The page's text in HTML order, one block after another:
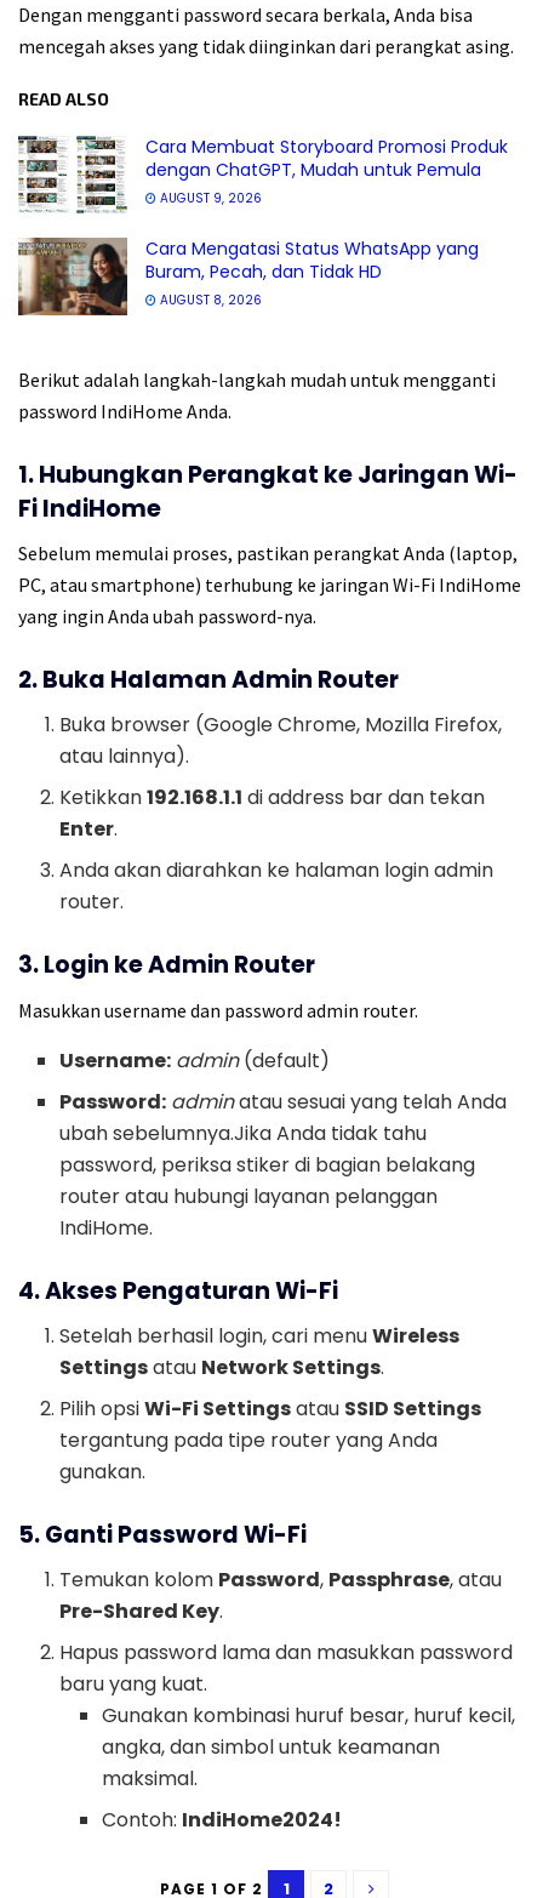
Dengan mengganti password secara berkala, Anda bisa
mencegah akses yang tidak diinginkan dari perangkat asing.
READ ALSO
Cara Membuat Storyboard Promosi Produk
dengan ChatGPT, Mudah untuk Pemula
AUGUST 9, 2026
Cara Mengatasi Status WhatsApp yang
Buram, Pecah, dan Tidak HD
AUGUST 8, 2026
Berikut adalah langkah-langkah mudah untuk mengganti
password IndiHome Anda.
1. Hubungkan Perangkat ke Jaringan Wi-
Fi IndiHome
Sebelum memulai proses, pastikan perangkat Anda (laptop,
PC, atau smartphone) terhubung ke jaringan Wi-Fi IndiHome
yang ingin Anda ubah password-nya.
2. Buka Halaman Admin Router
Buka browser (Google Chrome, Mozilla Firefox,
atau lainnya).
Ketikkan192.168.1.1 di address bar dan tekan
Enter.
Anda akan diarahkan ke halaman login admin
router.
3. Login ke Admin Router
Masukkan username dan password admin router.
Username: admin(default)
Password: adminatau sesuai yang telah Anda
ubah sebelumnya.Jika Anda tidak tahu
password, periksa stiker di bagian belakang
router atau hubungi layanan pelanggan
IndiHome.
4. Akses Pengaturan Wi-Fi
Setelah berhasil login, cari menuWireless
Settingsatau Network Settings.
Pilih opsiWi-Fi Settingsatau SSID Settings
tergantung pada tipe router yang Anda
gunakan.
5. Ganti Password Wi-Fi
Temukan kolom Password, Passphrase, atau
Pre-Shared Key.
Hapus password lama dan masukkan password
baru yang kuat.
Gunakan kombinasi huruf besar, huruf kecil,
angka, dan simbol untuk keamanan
maksimal.
Contoh: IndiHome2024!
PAGE 1 OF 2 1 2